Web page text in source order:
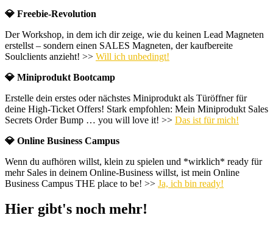
💎 Freebie-Revolution
Der Workshop, in dem ich dir zeige, wie du keinen Lead Magneten
erstellst – sondern einen SALES Magneten, der kaufbereite
Soulclients anzieht! >> Will ich unbedingt!
💎 Miniprodukt Bootcamp
Erstelle dein erstes oder nächstes Miniprodukt als Türöffner für
deine High-Ticket Offers! Stark empfohlen: Mein Miniprodukt Sales
Secrets Order Bump … you will love it! >> Das ist für mich!
💎 Online Business Campus
Wenn du aufhören willst, klein zu spielen und *wirklich* ready für
mehr Sales in deinem Online-Business willst, ist mein Online
Business Campus THE place to be! >> Ja, ich bin ready!
Hier gibt's noch mehr!